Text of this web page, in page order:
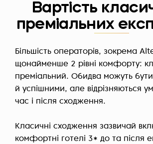
Вартість
преміальних
Більшість операторів, зокрема
щонайменше 2 рівні комфорту:
преміальний. Обидва можуть
й успішними, але відрізняються
час і після сходження.
Класичні сходження зазвичай
комфортні готелі 3* до та після